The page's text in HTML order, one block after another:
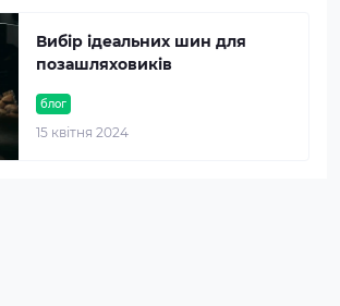
блог
15 квітня 2024
Вибір ідеальних шин для
позашляховиків